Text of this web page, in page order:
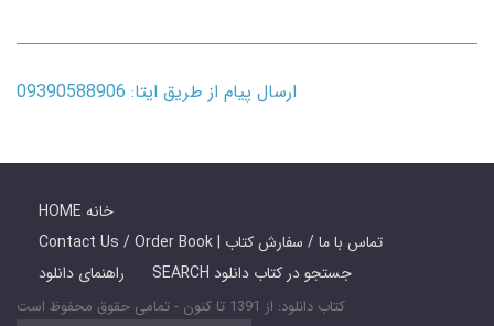
ارسال پیام از طریق ایتا: 09390588906
HOME خانه
Contact Us / Order Book | تماس با ما / سفارش کتاب
راهنمای دانلود
SEARCH جستجو در کتاب دانلود
کتاب دانلود: از 1391 تا کنون - تمامی حقوق محفوظ است